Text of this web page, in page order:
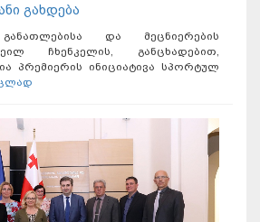
გახდება
და მეცნიერების
ჩხენკელის, განცხადებით,
პრემიერის ინიციატივა სპორტულ